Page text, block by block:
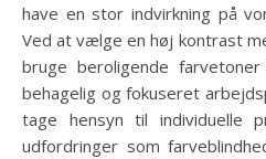
have en stor indvirkning på
Ved at vælge en høj kontrast
bruge beroligende
behagelig og fokuseret
tage hensyn til individuelle
udfordringer som